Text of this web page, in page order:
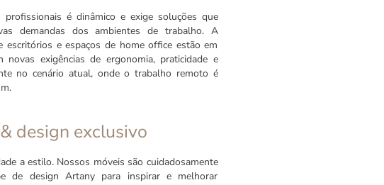
é dinâmico e exige soluções que
demandas dos ambientes de trabalho. A
escritórios e espaços de home office estão em
novas exigências de ergonomia, praticidade e
no cenário atual, onde o trabalho remoto é
design exclusivo
a estilo. Nossos móveis são cuidadosamente
de design Artany para inspirar e melhorar